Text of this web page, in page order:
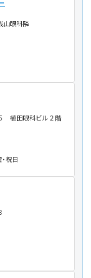
山眼科隣
植田眼科ビル２階
祝日